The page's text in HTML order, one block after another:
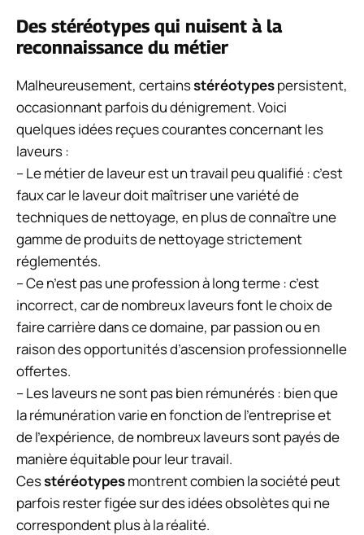
Des stéréotypes qui nuisent à la
reconnaissance du métier
Malheureusement, certainsstéréotypespersistent,
occasionnant parfois du dénigrement. Voici
quelques idées reçues courantes concernant les
laveurs :
– Le métier de laveur est un travail peu qualifié : c’est
faux car le laveur doit maîtriser une variété de
techniques de nettoyage, en plus de connaître une
gamme de produits de nettoyage strictement
réglementés.
– Ce n’est pas une profession à long terme : c’est
incorrect, car de nombreux laveurs font le choix de
faire carrière dans ce domaine, par passion ou en
raison des opportunités d’ascension professionnelle
offertes.
– Les laveurs ne sont pas bien rémunérés : bien que
la rémunération varie en fonction de l’entreprise et
de l’expérience, de nombreux laveurs sont payés de
manière équitable pour leur travail.
Cesstéréotypesmontrent combien la société peut
parfois rester figée sur des idées obsolètes qui ne
correspondent plus à la réalité.